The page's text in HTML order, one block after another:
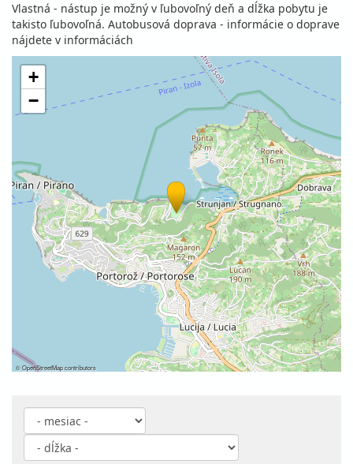
Vlastná - nástup je možný v ľubovoľný deň a dĺžka pobytu je
takisto ľubovoľná. Autobusová doprava - informácie o doprave
nájdete v informáciách
+
−
©OpenStreetMapcontributors